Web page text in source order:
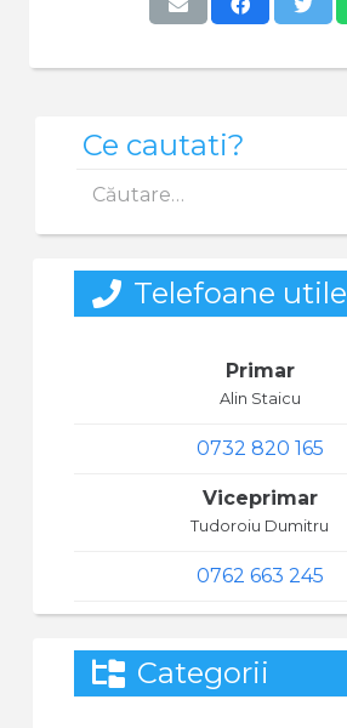
Ce cautati?
după:
Telefoane utile
Primar
Alin Staicu
0732 820 165
Viceprimar
Tudoroiu Dumitru
0762 663 245
Categorii